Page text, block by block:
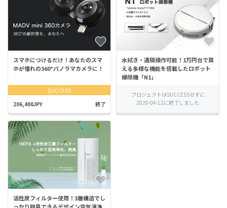
スマホにつけるだけ！あなたのスマ
ホが憧れの360°パノラマカメラに！
SUCCESS
206,400JPY 終了
水拭き・遠隔操作可能！1万円台で買
える多様な機能を搭載したロボット
掃除機「N1」
プロジェクトはSUCCESSせずに
2020-04-12に終了しました
活性炭フィルター使用！3層構造でし